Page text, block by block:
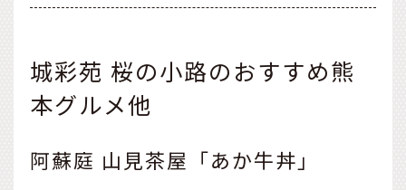
城彩苑 桜の小路のおすすめ熊
本グルメ他
阿蘇庭 山見茶屋「あか牛丼」